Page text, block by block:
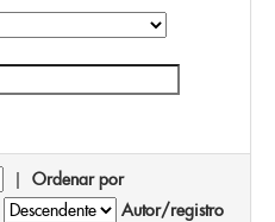
| Ordenar por
Autor/registro